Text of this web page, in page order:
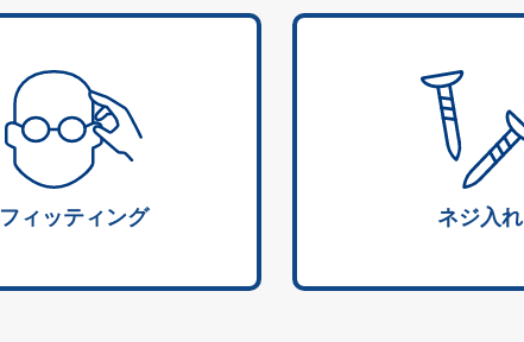
フィッティング ネジ入れ